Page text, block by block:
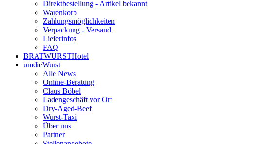
Direktbestellung - Artikel bekannt
Warenkorb
Zahlungsmöglichkeiten
Verpackung - Versand
Lieferinfos
FAQ
BRATWURSTHotel
umdieWurst
Alle News
Online-Beratung
Claus Böbel
Ladengeschäft vor Ort
Dry-Aged-Beef
Wurst-Taxi
Über uns
Partner